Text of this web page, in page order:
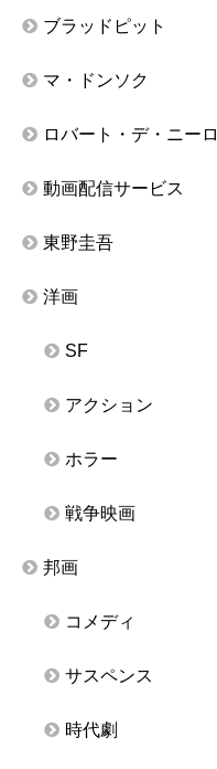
ブラッドピット
マ・ドンソク
ロバート・デ・ニーロ
動画配信サービス
東野圭吾
洋画
SF
アクション
ホラー
戦争映画
邦画
コメディ
サスペンス
時代劇